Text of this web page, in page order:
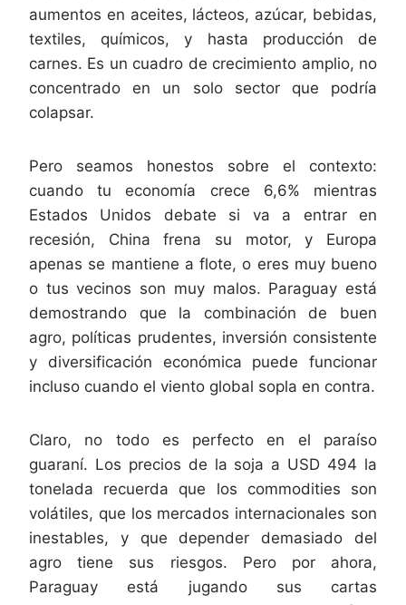
aumentos en aceites, lácteos, azúcar, bebidas,
textiles, químicos, y hasta producción de
carnes. Es un cuadro de crecimiento amplio, no
concentrado en un solo sector que podría
colapsar.
Pero seamos honestos sobre el contexto:
cuando tu economía crece 6,6% mientras
Estados Unidos debate si va a entrar en
recesión, China frena su motor, y Europa
apenas se mantiene a flote, o eres muy bueno
o tus vecinos son muy malos. Paraguay está
demostrando que la combinación de buen
agro, políticas prudentes, inversión consistente
y diversificación económica puede funcionar
incluso cuando el viento global sopla en contra.
Claro, no todo es perfecto en el paraíso
guaraní. Los precios de la soja a USD 494 la
tonelada recuerda que los commodities son
volátiles, que los mercados internacionales son
inestables, y que depender demasiado del
agro tiene sus riesgos. Pero por ahora,
Paraguay está jugando sus cartas